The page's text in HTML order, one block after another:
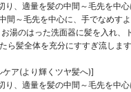
り、適量を髪の中間～毛先を中心
間～毛先を中心に、手でなめすよ
湯のはった洗面器に髪を入れ、
ら髪全体を充分にすすぎ流します
ア(より輝くツヤ髪へ)]
り、適量を髪の中間～毛先を中心